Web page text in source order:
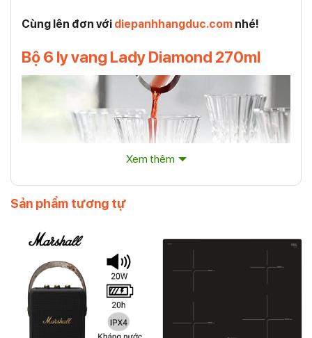
Cùng lên đơn với diepanhhangduc.com nhé!
Bộ 6 ly vang Lady Diamond 270ml
Xem thêm
Sản phẩm tương tự